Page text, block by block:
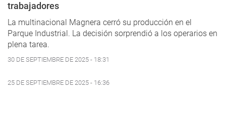
trabajadores
La multinacional Magnera cerró su producción en el
Parque Industrial. La decisión sorprendió a los operarios en
plena tarea.
30 DE SEPTIEMBRE DE 2025 - 18:31
25 DE SEPTIEMBRE DE 2025 - 16:36